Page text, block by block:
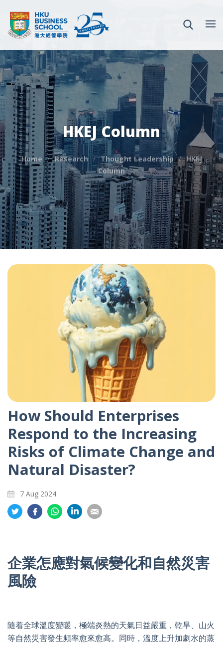
HKEJ Column
Home Research Thought Leadership
HKEJ
Column
How Should Enterprises
Respond to the Increasing
Risks of Climate Change and
Natural Disaster?
7 Aug 2024
Share
on
Share
on
Share
on
on
on
企業怎應對氣候變化和自然災害
風險
隨着全球溫度變暖，極端炎熱的天氣日益嚴重，乾旱、山火
等自然災害發生頻率愈來愈高。同時，溫度上升加劇水的蒸